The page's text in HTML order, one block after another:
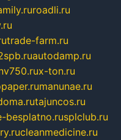
roadli.ru
trade-farm.ru
autodamp.ru
x-ton.ru
manunae.ru
tajuncos.ru
besplatno.rusplclub.ru
cleanmedicine.ru